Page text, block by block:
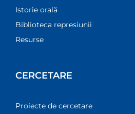
Istorie orală
Biblioteca represiunii
Resurse
CERCETARE
Proiecte de cercetare